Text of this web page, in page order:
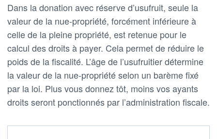
Dans la donation avec réserve d’usufruit, seule la
valeur de la nue-propriété, forcément inférieure à
celle de la pleine propriété, est retenue pour le
calcul des droits à payer. Cela permet de réduire le
poids de la fiscalité. L’âge de l’usufruitier détermine
la valeur de la nue-propriété selon un barème fixé
par la loi. Plus vous donnez tôt, moins vos ayants
droits seront ponctionnés par l’administration fiscale.